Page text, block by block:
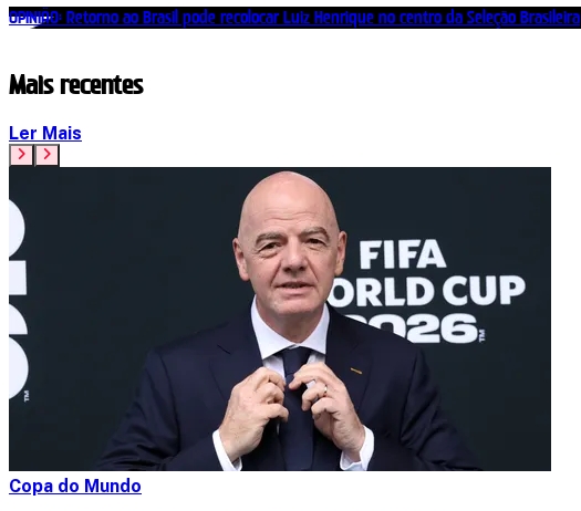
OPINIÃO: Retorno ao Brasil pode recolocar Luiz Henrique no centro da Seleção Brasileira
Mais recentes
Ler Mais
Copa do Mundo